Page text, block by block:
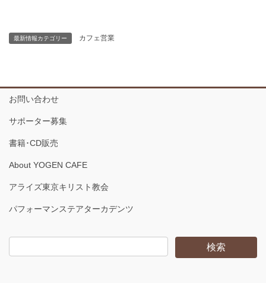
最新情報カテゴリー カフェ営業
お問い合わせ
サポーター募集
書籍･CD販売
About YOGEN CAFE
アライズ東京キリスト教会
パフォーマンステアターカデンツ